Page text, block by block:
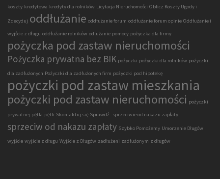
koszty kredytowa kredyty dla rolników Licytacja Nieruchomości Oblicz Koszty Ugody i
Zdecyduj oddłużanie oddłużanie forum oddłużanie forum opinie Oddłużanie i
wyjście z długu oddłużanie rolników odlużanie pomocy pożyczka dla firmy
pożyczka pod zastaw nieruchomości
Pożyczka prywatna bez BIK pożyczki pożyczki dla rolników pożyczki
dla zadłużonych Pożyczki dla zadłużonych firm pożyczki pod hipotekę
pożyczki pod zastaw mieszkania
pożyczki pod zastaw nieruchomości pożyczki
prywatnej pętla pętli Skontaktuj się Sprawdź. sprzeciwie od nakazu zapłaty
sprzeciw od nakazu zapłaty Szybko Pomożemy Umorzenie Długów
wyjście wyjście z długu Wyjście z Długów zadłużeni zadłużonym z długów